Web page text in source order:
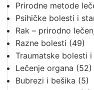
Prirodne metode
Psihičke bolesti i
Rak – prirodno
Razne bolesti (49)
Traumatske bolesti
Lečenje organa (52)
Bubrezi i bešika (5)